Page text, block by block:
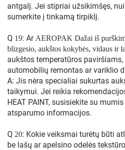
antgalį. Jei stipriai užsikimšęs,
sumerkite į tinkamą tirpiklį.
Q 19: Ar AEROPAK Dažai iš
blizgesio, aukštos kokybės, vidaus ir
aukštos temperatūros
automobilių remontas ar variklio
A: Jis nėra specialiai sukurtas
taikymui. Jei reikia
HEAT PAINT, susisiekite su
atsparumo informacijos.
Q 20: Kokie veiksmai turėtų būti
be lašų ar apelsino odelės